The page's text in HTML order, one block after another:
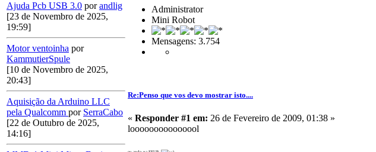
Ajuda Pcb USB 3.0 porandlig
[23 de Novembro de 2025,
19:59]
Motor ventoinha por
KammutierSpule
[10 de Novembro de 2025,
20:43]
Aquisição da Arduino LLC
pela Qualcomm por SerraCabo
[22 de Outubro de 2025,
14:16]
Administrator
Mini Robot
Mensagens: 3.754
Re:Penso que vos devo mostrar isto....
« Responder #1 em: 26 de Fevereiro de 2009, 01:38 »
looooooooooooool